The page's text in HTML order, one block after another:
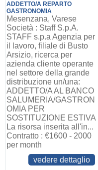
ADDETTO/A REPARTO
GASTRONOMIA
Mesenzana, Varese
Società : Staff S.p.A.
STAFF s.p.a Agenzia per
il lavoro, filiale di Busto
Arsizio, ricerca per
azienda cliente operante
nel settore della grande
distribuzione un/una:
ADDETTO/A AL BANCO
SALUMERIA/GASTRON
OMIA PER
SOSTITUZIONE ESTIVA
La risorsa inserita all'in...
Contratto : €1600 - 2000
per month
vedere dettaglio